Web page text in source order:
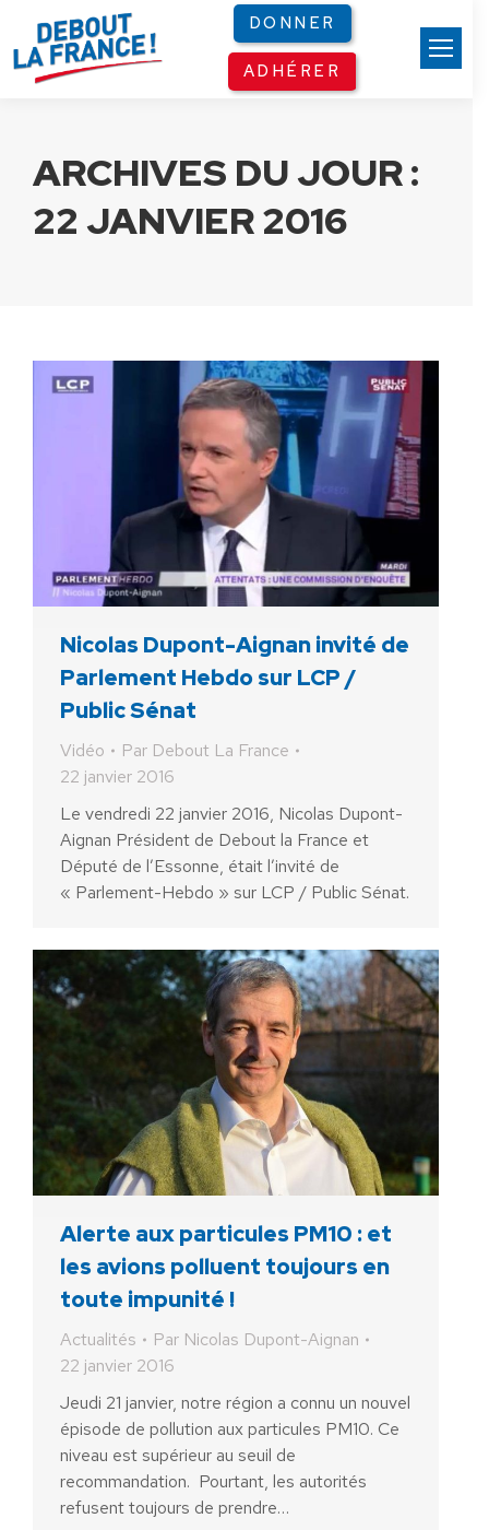
DONNER
ADHÉRER
ARCHIVES DU JOUR :
22 JANVIER 2016
Nicolas Dupont-Aignan invité de
Parlement Hebdo sur LCP /
Public Sénat
Vidéo Par Debout La France
22 janvier 2016
Le vendredi 22 janvier 2016, Nicolas Dupont-
Aignan Président de Debout la France et
Député de l’Essonne, était l’invité de
« Parlement-Hebdo » sur LCP / Public Sénat.
Alerte aux particules PM10 : et
les avions polluent toujours en
toute impunité !
Actualités Par Nicolas Dupont-Aignan
22 janvier 2016
Jeudi 21 janvier, notre région a connu un nouvel
épisode de pollution aux particules PM10. Ce
niveau est supérieur au seuil de
recommandation. Pourtant, les autorités
refusent toujours de prendre…
Panneau de gestion des cookies